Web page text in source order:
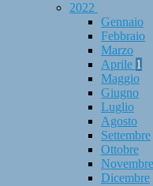
2022
Gennaio
Febbraio
Marzo
Aprile 1
Maggio
Giugno
Luglio
Agosto
Settembre
Ottobre
Novembre
Dicembre